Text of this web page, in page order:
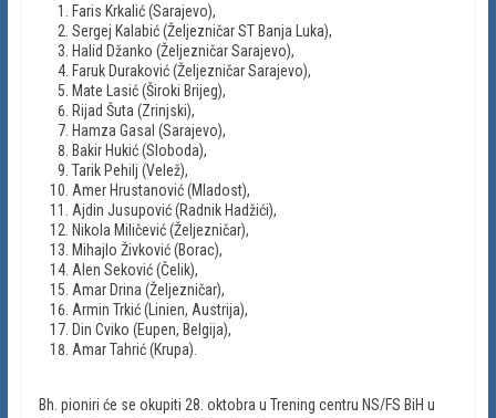
Faris Krkalić (Sarajevo),
Sergej Kalabić (Željezničar ST Banja Luka),
Halid Džanko (Željezničar Sarajevo),
Faruk Duraković (Željezničar Sarajevo),
Mate Lasić (Široki Brijeg),
Rijad Šuta (Zrinjski),
Hamza Gasal (Sarajevo),
Bakir Hukić (Sloboda),
Tarik Pehilj (Velež),
Amer Hrustanović (Mladost),
Ajdin Jusupović (Radnik Hadžići),
Nikola Miličević (Željezničar),
Mihajlo Živković (Borac),
Alen Seković (Čelik),
Amar Drina (Željezničar),
Armin Trkić (Linien, Austrija),
Din Cviko (Eupen, Belgija),
Amar Tahrić (Krupa).
Bh. pioniri će se okupiti 28. oktobra u Trening centru NS/FS BiH u